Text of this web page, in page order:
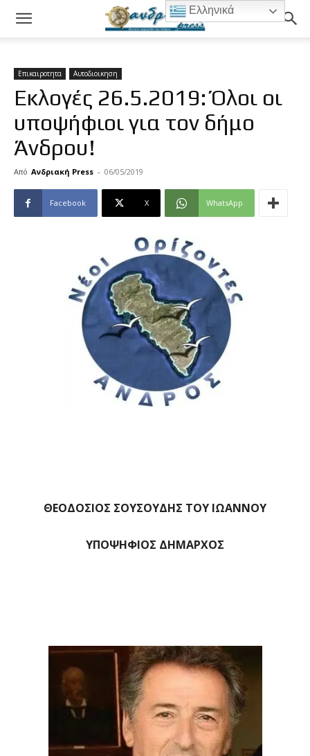
Επικαιροτητα Αυτοδιοικηση
Εκλογές 26.5.2019: Όλοι οι
υποψήφιοι για τον δήμο
Άνδρου!
Από Ανδριακή Press - 06/05/2019
Facebook X WhatsApp
ΘΕΟΔΟΣΙΟΣ ΣΟΥΣΟΥΔΗΣ ΤΟΥ ΙΩΑΝΝΟΥ
ΥΠΟΨΗΦΙΟΣ ΔΗΜΑΡΧΟΣ
Ελληνικά